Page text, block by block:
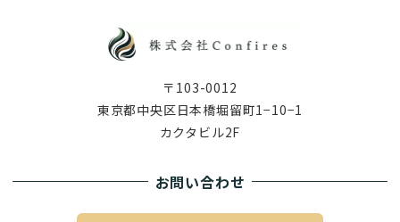
〒103-0012
東京都中央区日本橋堀留町1−10−1
カクタビル2F
お問い合わせ